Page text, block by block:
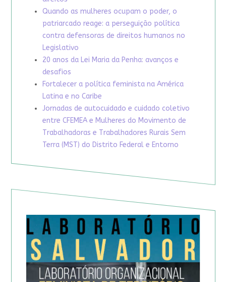
Quando as mulheres ocupam o poder, o
patriarcado reage: a perseguição política
contra defensoras de direitos humanos no
Legislativo
20 anos da Lei Maria da Penha: avanços e
desafios
Fortalecer a política feminista na América
Latina e no Caribe
Jornadas de autocuidado e cuidado coletivo
entre CFEMEA e Mulheres do Movimento de
Trabalhadoras e Trabalhadores Rurais Sem
Terra (MST) do Distrito Federal e Entorno